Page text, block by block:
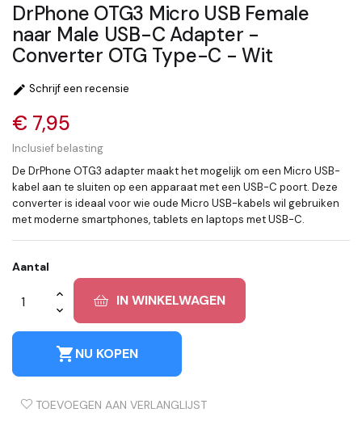
DrPhone OTG3 Micro USB Female
naar Male USB-C Adapter -
Converter OTG Type-C - Wit
 Schrijf een recensie
€ 7,95
Inclusief belasting
De DrPhone OTG3 adapter maakt het mogelijk om een Micro USB-
kabel aan te sluiten op een apparaat met een USB-C poort. Deze
converter is ideaal voor wie oude Micro USB-kabels wil gebruiken
met moderne smartphones, tablets en laptops met USB-C.
Aantal
IN WINKELWAGEN
shopping_cartNU KOPEN
TOEVOEGEN AAN VERLANGLIJST